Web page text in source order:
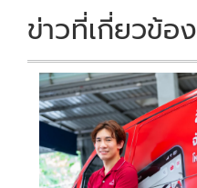
k k
ข่าวที่เกี่ยวข้อง